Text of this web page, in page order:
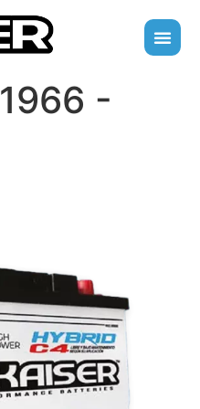
1966 -